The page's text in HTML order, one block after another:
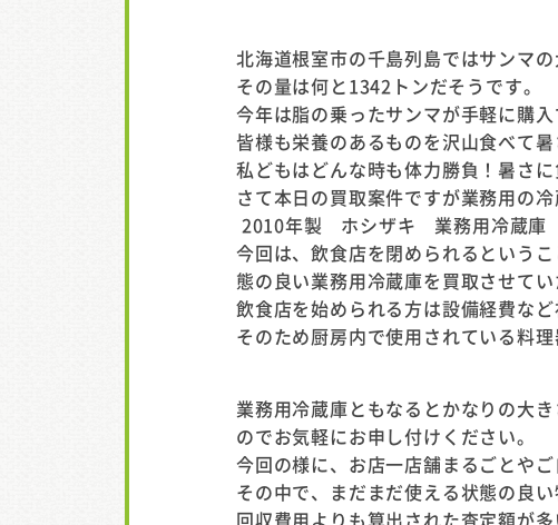
北海道根室市の千島列島ではサンマ
その量は何と1342トンだそうです。
今年は脂の乗ったサンマが手軽に購
皆様も栄養のあるものを沢山食べて
私どもはどんな時も体力勝負！暑さ
さて本日の買取案件ですが業務用の
2010年製 ホシザキ 業務用冷蔵庫
今回は、飲食店を閉められるという
態の良い業務用冷蔵庫を買取させてい
飲食店を始められる方は設備経費な
そのため厨房内で使用されている料
業務用冷蔵庫ともなるとかなりの大
のでお気軽にお申し付けください。
今回の様に、お店一店舗まるごとや
その中で、まだまだ使える状態の良
回収費用よりも算出された査定額が